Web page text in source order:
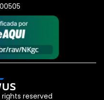
rights reserved